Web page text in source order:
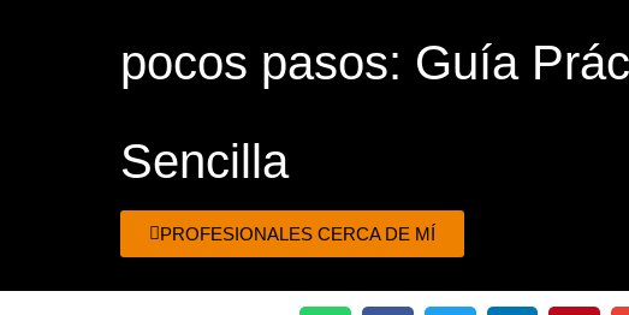
pocos pasos: Guía
Sencilla
PROFESIONALES CERCA DE MÍ